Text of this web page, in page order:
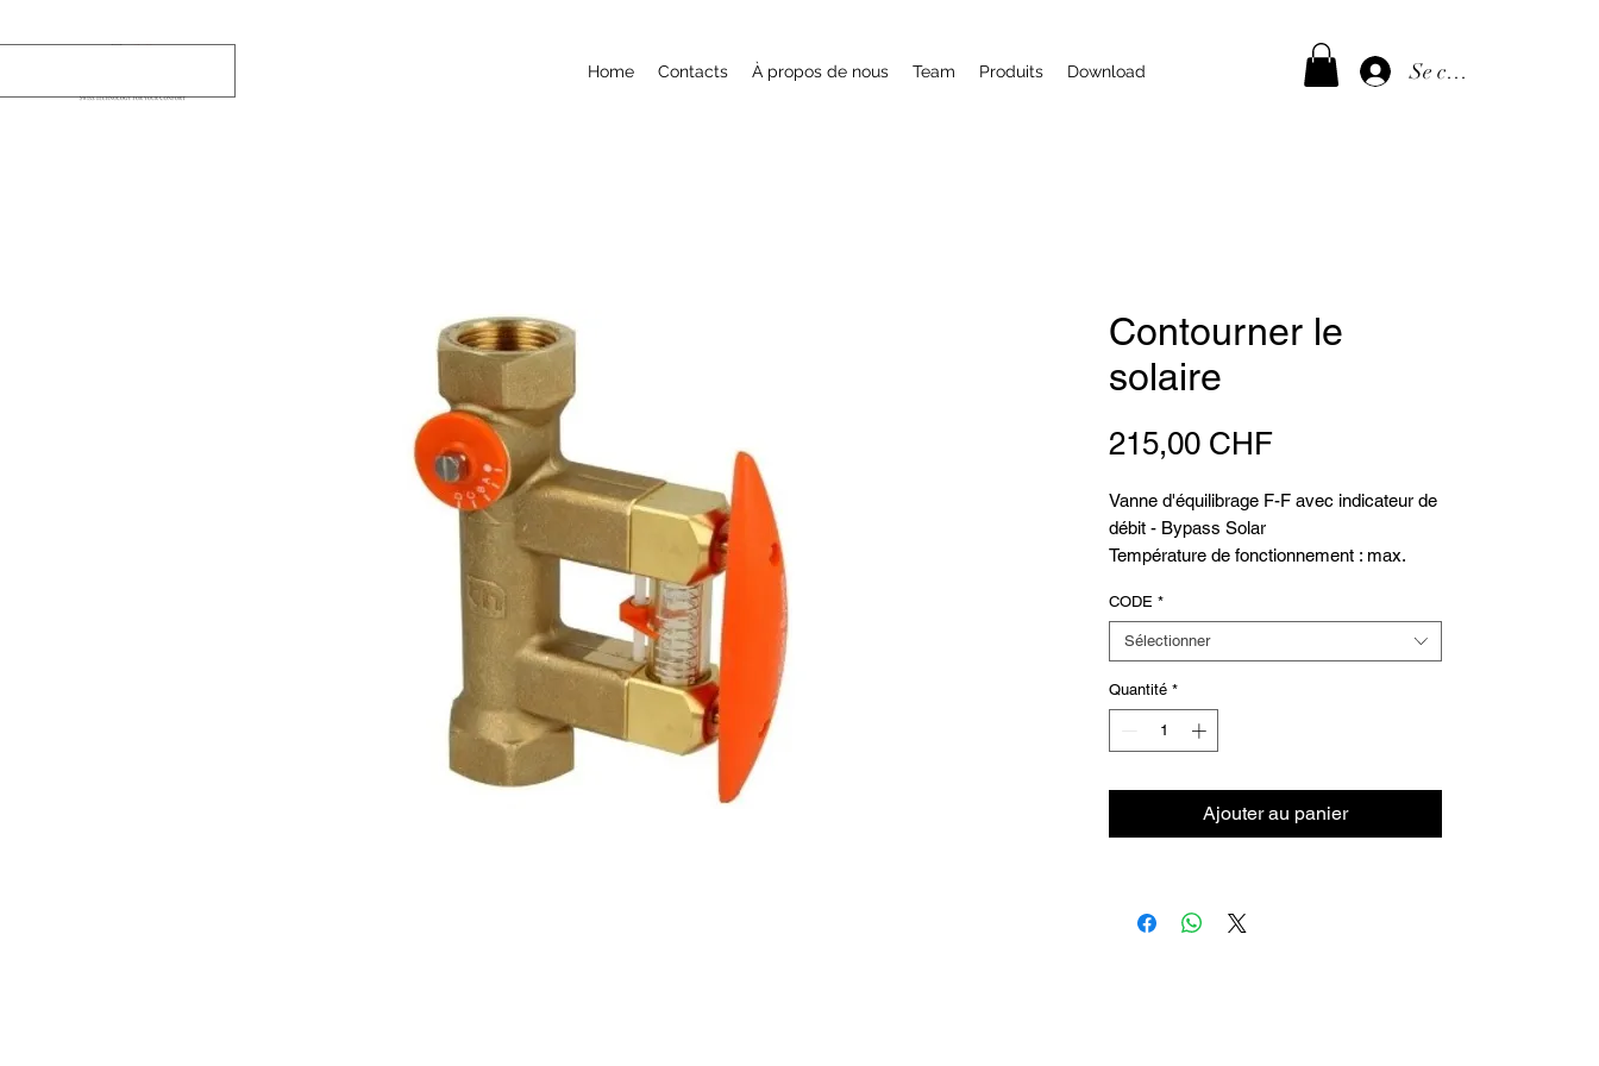
Home Contacts À propos de nous Team Produits Download Se connecter
Contourner le
solaire
215,00 CHFPrix
Vanne d'équilibrage F-F avec indicateur de
débit - Bypass Solar
Température de fonctionnement : max.
Pression de service : max. 8 barres
CODE *
Sélectionner
Quantité *
Ajouter au panier